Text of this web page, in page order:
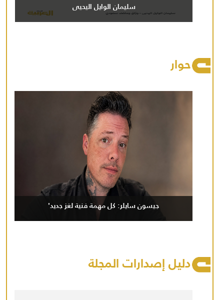
سليمان الوايل اليحيى
حوار
جيسون سايلر: كل مهمة فنية لغز جديد'
دليل إصدارات المجلة